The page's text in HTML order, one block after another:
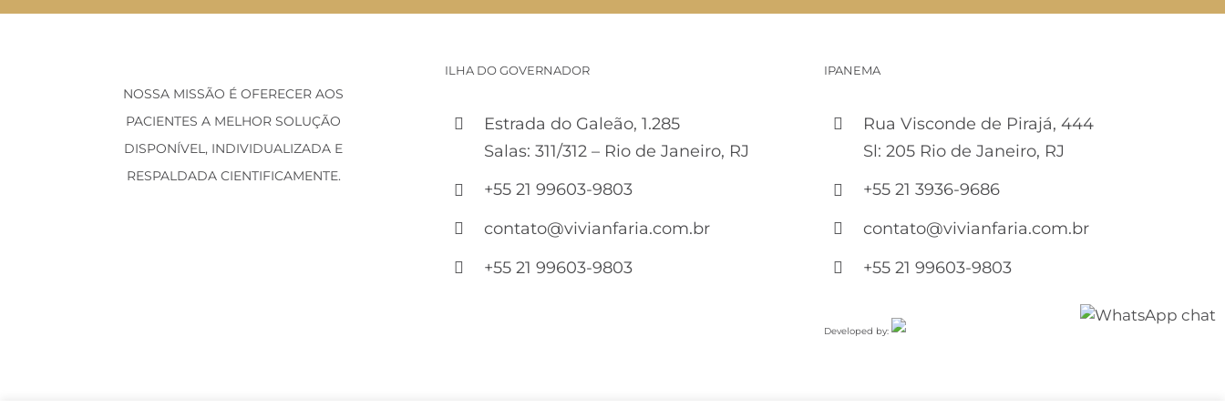
NOSSA MISSÃO É OFERECER AOS
PACIENTES A MELHOR SOLUÇÃO
DISPONÍVEL, INDIVIDUALIZADA E
RESPALDADA CIENTIFICAMENTE.
ILHA DO GOVERNADOR
Estrada do Galeão, 1.285
Salas: 311/312 – Rio de Janeiro, RJ
+55 21 99603-9803
contato@vivianfaria.com.br
+55 21 99603-9803
IPANEMA
Rua Visconde de Pirajá, 444
Sl: 205 Rio de Janeiro, RJ
+55 21 3936-9686
contato@vivianfaria.com.br
+55 21 99603-9803
Developed by: